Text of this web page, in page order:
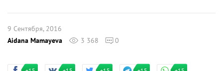
9 Сентября, 2016
Aidana Mamayeva
3 368 0